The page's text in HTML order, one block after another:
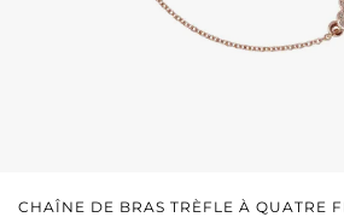
CHAÎNE DE BRAS TRÈFLE À QUATRE